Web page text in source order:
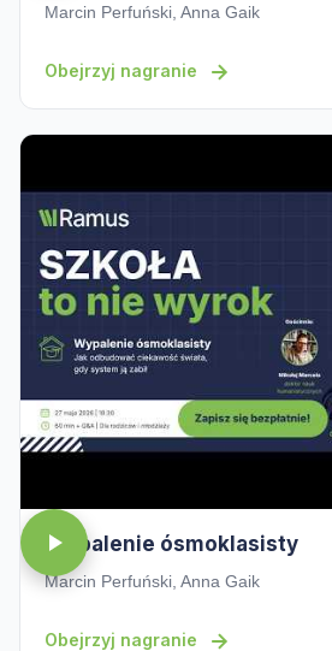
Marcin Perfuński, Anna Gaik
Obejrzyj nagranie
Wypalenie ósmoklasisty
Marcin Perfuński, Anna Gaik
Obejrzyj nagranie